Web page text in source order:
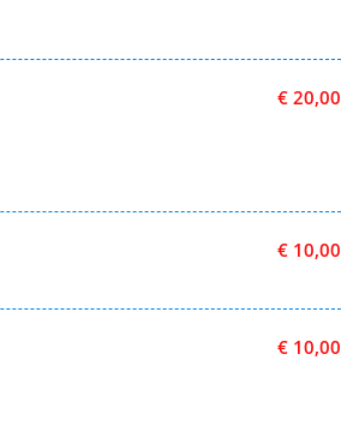
€ 20,00
€ 10,00
€ 10,00